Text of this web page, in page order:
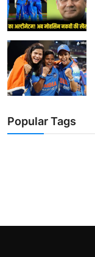
Popular Tags